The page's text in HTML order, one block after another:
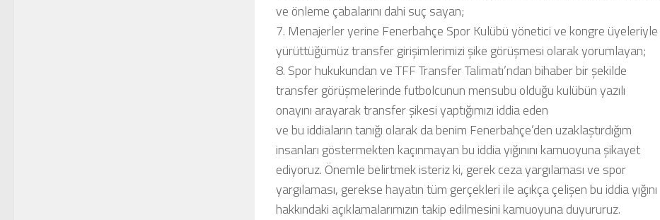
ve önleme çabalarını dahi suç sayan;
7. Menajerler yerine Fenerbahçe Spor Kulübü yönetici ve kongre üyeleriyle
yürüttüğümüz transfer girişimlerimizi şike görüşmesi olarak yorumlayan;
8. Spor hukukundan ve TFF Transfer Talimatı’ndan bihaber bir şekilde
transfer görüşmelerinde futbolcunun mensubu olduğu kulübün yazılı
onayını arayarak transfer şikesi yaptığımızı iddia eden
ve bu iddiaların tanığı olarak da benim Fenerbahçe’den uzaklaştırdığım
insanları göstermekten kaçınmayan bu iddia yığınını kamuoyuna şikayet
ediyoruz. Önemle belirtmek isteriz ki, gerek ceza yargılaması ve spor
yargılaması, gerekse hayatın tüm gerçekleri ile açıkça çelişen bu iddia yığını
hakkındaki açıklamalarımızın takip edilmesini kamuoyuna duyururuz.